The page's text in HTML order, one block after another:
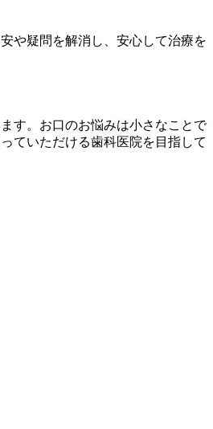
や疑問を解消し、安心して治療を
す。お口のお悩みは小さなことで
ていただける歯科医院を目指して